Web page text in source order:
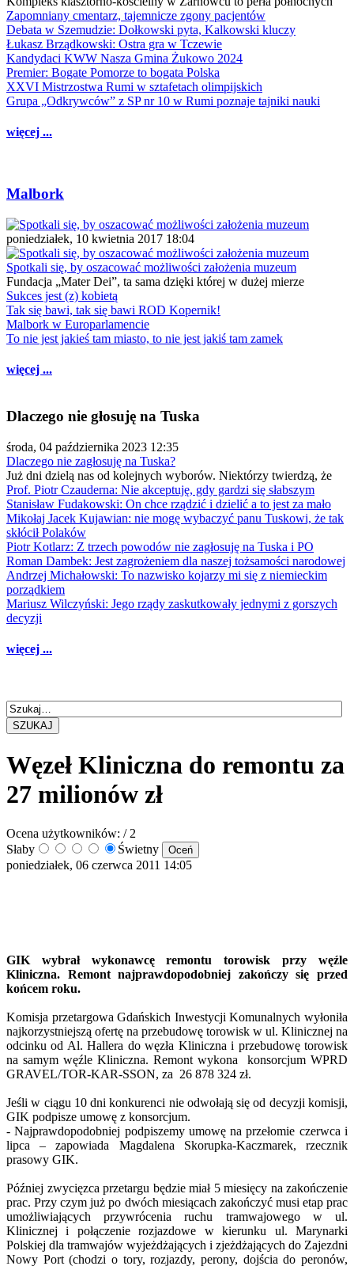
Zapomniany cmentarz, tajemnicze zgony pacjentów
Debata w Szemudzie: Dołkowski pyta, Kalkowski kluczy
Łukasz Brządkowski: Ostra gra w Tczewie
Kandydaci KWW Nasza Gmina Żukowo 2024
Premier: Bogate Pomorze to bogata Polska
XXVI Mistrzostwa Rumi w sztafetach olimpijskich
Grupa „Odkrywców” z SP nr 10 w Rumi poznaje tajniki nauki
więcej ...
Malbork
poniedziałek, 10 kwietnia 2017 18:04
Spotkali się, by oszacować możliwości założenia muzeum
Fundacja „Mater Dei”, ta sama dzięki której w dużej mierze
Sukces jest (z) kobietą
Tak się bawi, tak się bawi ROD Kopernik!
Malbork w Europarlamencie
To nie jest jakieś tam miasto, to nie jest jakiś tam zamek
więcej ...
Dlaczego nie głosuję na Tuska
środa, 04 października 2023 12:35
Dlaczego nie zagłosuję na Tuska?
Już dni dzielą nas od kolejnych wyborów. Niektórzy twierdzą, że
Prof. Piotr Czauderna: Nie akceptuję, gdy gardzi się słabszym
Stanisław Fudakowski: On chce rządzić i dzielić a to jest za mało
Mikołaj Jacek Kujawian: nie mogę wybaczyć panu Tuskowi, że tak
skłócił Polaków
Piotr Kotlarz: Z trzech powodów nie zagłosuję na Tuska i PO
Roman Dambek: Jest zagrożeniem dla naszej tożsamości narodowej
Andrzej Michałowski: To nazwisko kojarzy mi się z niemieckim
porządkiem
Mariusz Wilczyński: Jego rządy zaskutkowały jednymi z gorszych
decyzji
więcej ...
SZUKAJ
Węzeł Kliniczna do remontu za
27 milionów zł
Ocena użytkowników: / 2
Słaby
Świetny
poniedziałek, 06 czerwca 2011 14:05
GIK wybrał wykonawcę remontu torowisk przy węźle
Kliniczna. Remont najprawdopodobniej zakończy się przed
końcem roku.
Komisja przetargowa Gdańskich Inwestycji Komunalnych wyłoniła
najkorzystniejszą ofertę na przebudowę torowisk w ul. Klinicznej na
odcinku od Al. Hallera do węzła Kliniczna i przebudowę torowisk
na samym węźle Kliniczna. Remont wykona konsorcjum WPRD
GRAVEL/TOR-KAR-SSON, za 26 878 324 zł.
Jeśli w ciągu 10 dni konkurenci nie odwołają się od decyzji komisji,
GIK podpisze umowę z konsorcjum.
- Najprawdopodobniej podpiszemy umowę na przełomie czerwca i
lipca – zapowiada Magdalena Skorupka-Kaczmarek, rzecznik
prasowy GIK.
Później zwycięzca przetargu będzie miał 5 miesięcy na zakończenie
prac. Przy czym już po dwóch miesiącach zakończyć musi etap prac
umożliwiających przywrócenia ruchu tramwajowego w ul.
Klinicznej i połączenie rozjazdowe w kierunku ul. Marynarki
Polskiej dla tramwajów wyjeżdżających i zjeżdżających do Zajezdni
Nowy Port (chodzi o tory, rozjazdy, perony, dojścia do peronów,